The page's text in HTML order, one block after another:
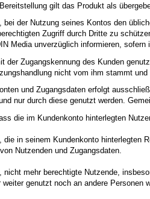
gilt das Produkt als
der Nutzung seines Kontos den
Zugriff durch Dritte zu
Media unverzüglich informieren,
Zugangskennung des Kunden
nicht vom ihm stammt
und Zugangsdaten erfolgt
nur durch diese genutzt werden.
die im Kundenkonto hinterlegten
in seinem Kundenkonto hinterlegten
Nutzenden und Zugangsdaten.
mehr berechtigte Nutzende,
genutzt noch an andere Personen